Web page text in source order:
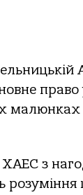
право
малюнках
з